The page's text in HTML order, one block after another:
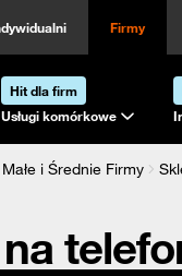
Firmy
Orange.pl
Hit dla firm
Usługi komórkowe
Małe i Średnie Firmy